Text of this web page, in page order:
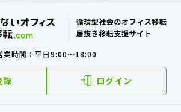
業時間：平日9:00～18:00
録 ログイン